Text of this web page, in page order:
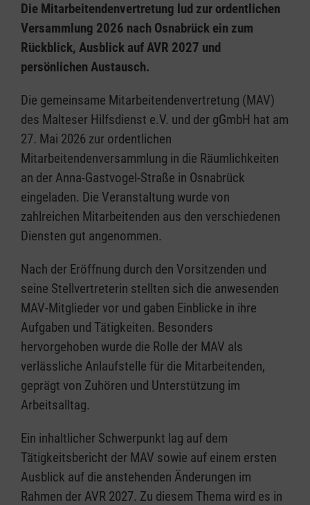
Die Mitarbeitendenvertretung lud zur ordentlichen
Versammlung 2026 nach Osnabrück ein zum
Rückblick, Ausblick auf AVR 2027 und
persönlichen Austausch.
Die gemeinsame Mitarbeitendenvertretung (MAV)
des Malteser Hilfsdienst e.V. und der gGmbH hat am
27. Mai 2026 zur ordentlichen
Mitarbeitendenversammlung in die Räumlichkeiten
an der Anna-Gastvogel-Straße in Osnabrück
eingeladen. Die Veranstaltung wurde von
zahlreichen Mitarbeitenden aus den verschiedenen
Diensten gut angenommen.
Nach der Eröffnung durch den Vorsitzenden und
seine Stellvertreterin stellten sich die anwesenden
MAV-Mitglieder vor und gaben Einblicke in ihre
Aufgaben und Tätigkeiten. Besonders
hervorgehoben wurde die Rolle der MAV als
verlässliche Anlaufstelle für die Mitarbeitenden,
geprägt von Zuhören und Unterstützung im
Arbeitsalltag.
Ein inhaltlicher Schwerpunkt lag auf dem
Tätigkeitsbericht der MAV sowie auf einem ersten
Ausblick auf die anstehenden Änderungen im
Rahmen der AVR 2027. Zu diesem Thema wird es in